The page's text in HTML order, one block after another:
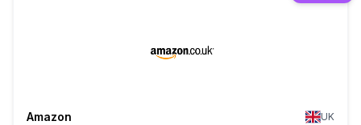
Amazon
UK